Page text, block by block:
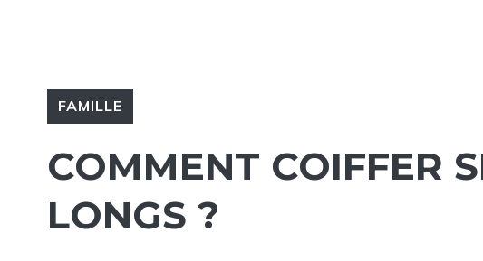
FAMILLE
COMMENT COIFFER
LONGS ?